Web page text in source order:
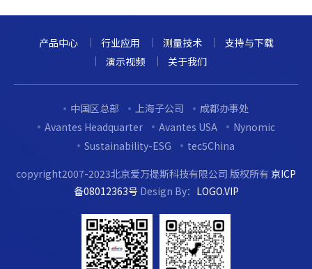
产品中心 行业应用 测量技术
支持与下载
演示视频
关于我们
中国区总部 上海子公司
成都办事处
Avantes Headquarter
Avantes USA
Nynomic
Sustainability-ESG
tec5China
copyright2007-2023北京爱万提斯科技有限公司 版权所有 京ICP
备08012363号 Design By： LOGO.VIP